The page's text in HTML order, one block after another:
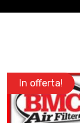
In offerta!